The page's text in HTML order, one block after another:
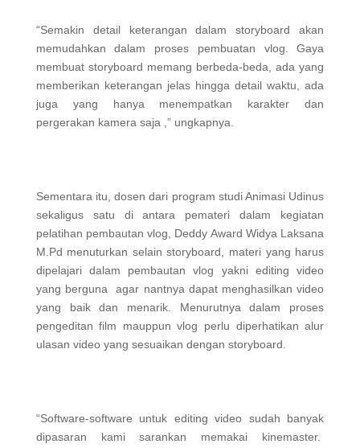
“Semakin detail keterangan dalam storyboard akan
memudahkan dalam proses pembuatan vlog. Gaya
membuat storyboard memang berbeda-beda, ada yang
memberikan keterangan jelas hingga detail waktu, ada
juga yang hanya menempatkan karakter dan
pergerakan kamera saja ,” ungkapnya.
Sementara itu, dosen dari program studi Animasi Udinus
sekaligus satu di antara pemateri dalam kegiatan
pelatihan pembautan vlog, Deddy Award Widya Laksana
M.Pd menuturkan selain storyboard, materi yang harus
dipelajari dalam pembautan vlog yakni editing video
yang berguna agar nantnya dapat menghasilkan video
yang baik dan menarik. Menurutnya dalam proses
pengeditan film mauppun vlog perlu diperhatikan alur
ulasan video yang sesuaikan dengan storyboard.
“Software-software untuk editing video sudah banyak
dipasaran kami sarankan memakai kinemaster.